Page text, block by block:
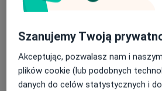
Lekarskie wizyty domowe
Konsultacja internistyczna
Poproś o wizytę
Szanujemy Twoją
Akceptując, pozwalasz nam i
plików cookie (lub podobnych
danych do celów statystycznych i